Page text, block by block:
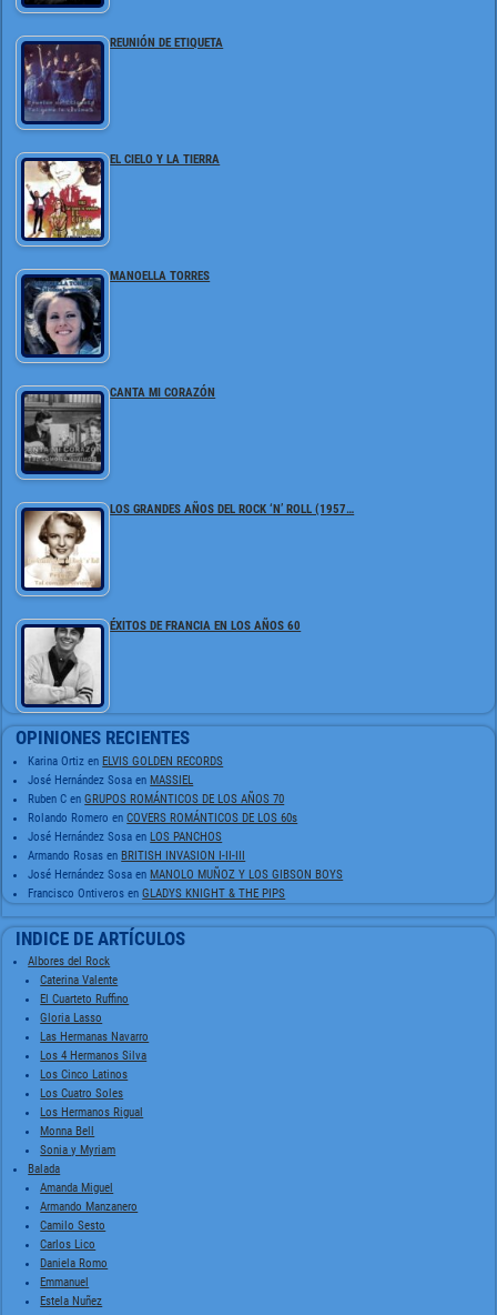
REUNIÓN DE ETIQUETA
EL CIELO Y LA TIERRA
MANOELLA TORRES
CANTA MI CORAZÓN
LOS GRANDES AÑOS DEL ROCK ‘N’ ROLL (1957…
ÉXITOS DE FRANCIA EN LOS AÑOS 60
OPINIONES RECIENTES
Karina Ortiz enELVIS GOLDEN RECORDS
José Hernández Sosa enMASSIEL
Ruben C enGRUPOS ROMÁNTICOS DE LOS AÑOS 70
Rolando Romero enCOVERS ROMÁNTICOS DE LOS 60s
José Hernández Sosa enLOS PANCHOS
Armando Rosas enBRITISH INVASION I-II-III
José Hernández Sosa enMANOLO MUÑOZ Y LOS GIBSON BOYS
Francisco Ontiveros enGLADYS KNIGHT & THE PIPS
INDICE DE ARTÍCULOS
Albores del Rock
Caterina Valente
El Cuarteto Ruffino
Gloria Lasso
Las Hermanas Navarro
Los 4 Hermanos Silva
Los Cinco Latinos
Los Cuatro Soles
Los Hermanos Rigual
Monna Bell
Sonia y Myriam
Balada
Amanda Miguel
Armando Manzanero
Camilo Sesto
Carlos Lico
Daniela Romo
Emmanuel
Estela Nuñez